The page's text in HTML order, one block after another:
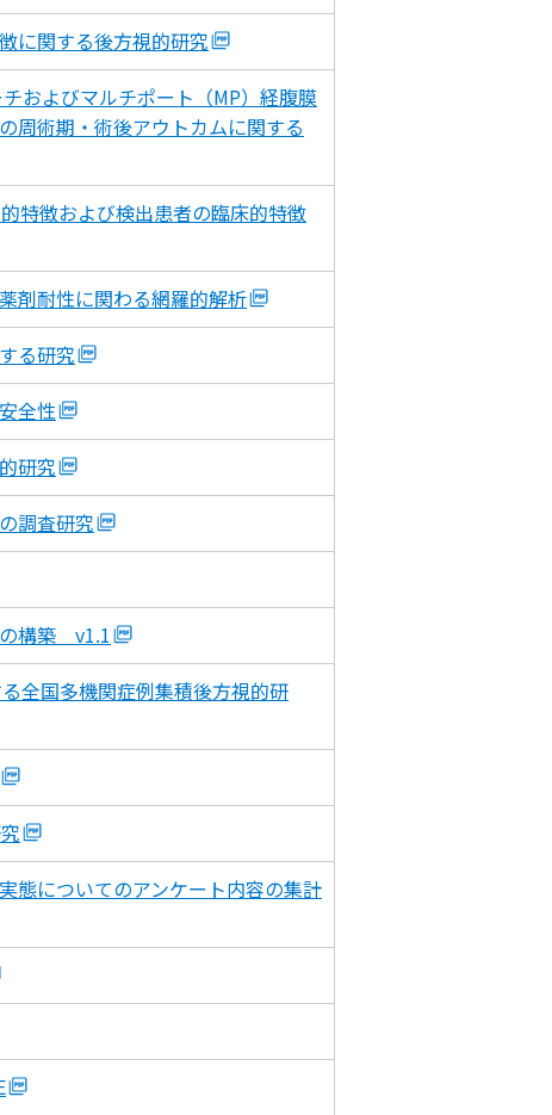
に関する後方視的研究
およびマルチポート（MP）経腹膜
周術期・術後アウトカムに関する
特徴および検出患者の臨床的特徴
剤耐性に関わる網羅的解析
る研究
全性
研究
調査研究
の構築 v1.1
全国多機関症例集積後方視的研
態についてのアンケート内容の集計